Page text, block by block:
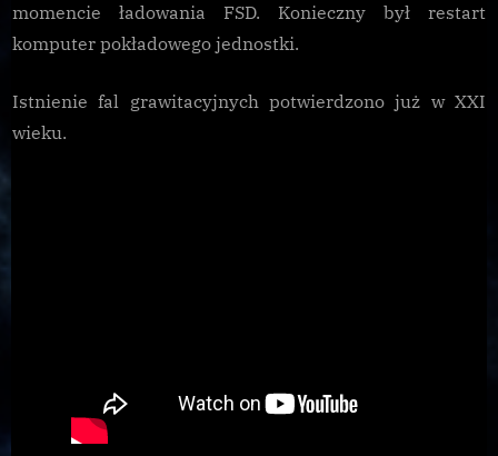
momencie ładowania FSD. Konieczny był restart
komputer pokładowego jednostki.
Istnienie fal grawitacyjnych potwierdzono już w XXI
wieku.